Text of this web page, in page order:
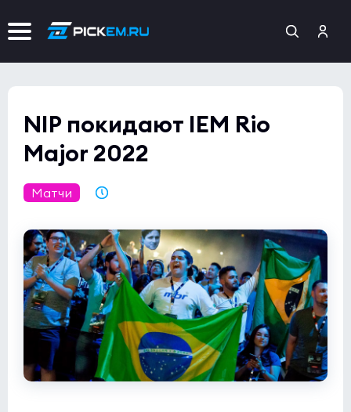
NIP покидают IEM Rio
Major 2022
Матчи